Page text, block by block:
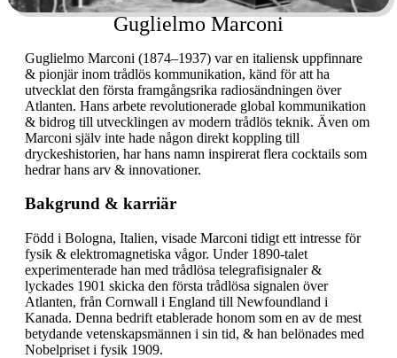
Guglielmo Marconi
Guglielmo Marconi (1874–1937) var en italiensk uppfinnare
& pionjär inom trådlös kommunikation, känd för att ha
utvecklat den första framgångsrika radiosändningen över
Atlanten. Hans arbete revolutionerade global kommunikation
& bidrog till utvecklingen av modern trådlös teknik. Även om
Marconi själv inte hade någon direkt koppling till
dryckeshistorien, har hans namn inspirerat flera cocktails som
hedrar hans arv & innovationer.
Bakgrund & karriär
Född i Bologna, Italien, visade Marconi tidigt ett intresse för
fysik & elektromagnetiska vågor. Under 1890-talet
experimenterade han med trådlösa telegrafisignaler &
lyckades 1901 skicka den första trådlösa signalen över
Atlanten, från Cornwall i England till Newfoundland i
Kanada. Denna bedrift etablerade honom som en av de mest
betydande vetenskapsmännen i sin tid, & han belönades med
Nobelpriset i fysik 1909.